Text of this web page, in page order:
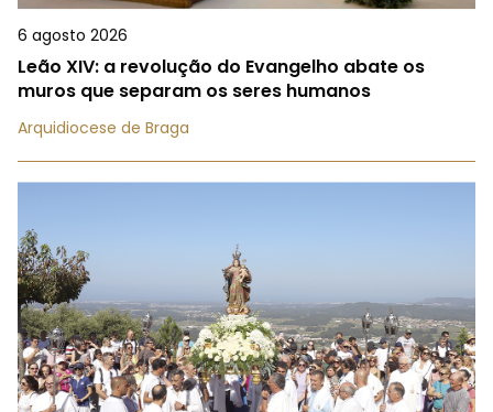
6 agosto 2026
Leão XIV: a revolução do Evangelho abate os
muros que separam os seres humanos
Arquidiocese de Braga